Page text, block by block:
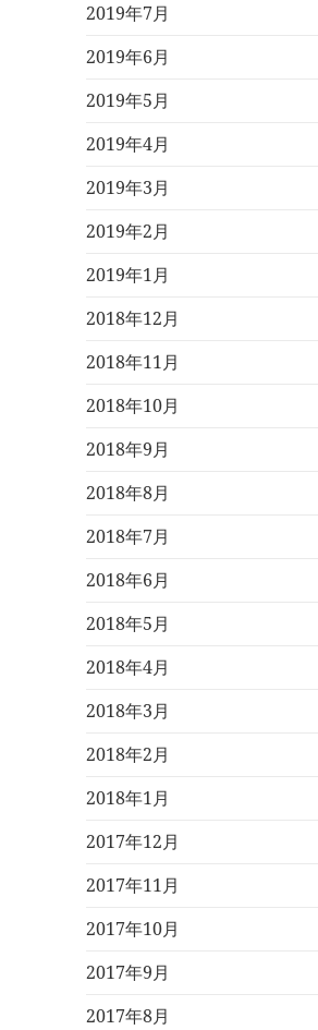
2019年7月
2019年6月
2019年5月
2019年4月
2019年3月
2019年2月
2019年1月
2018年12月
2018年11月
2018年10月
2018年9月
2018年8月
2018年7月
2018年6月
2018年5月
2018年4月
2018年3月
2018年2月
2018年1月
2017年12月
2017年11月
2017年10月
2017年9月
2017年8月